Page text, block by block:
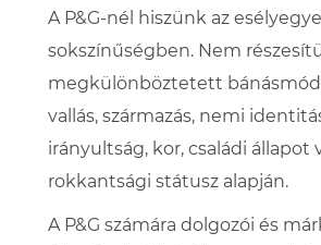
A P&G-nél hiszünk az
sokszínűségben. Nem
megkülönböztetett
vallás, származás, nemi
irányultság, kor, családi állapot
rokkantsági státusz alapján.
A P&G számára dolgozói és